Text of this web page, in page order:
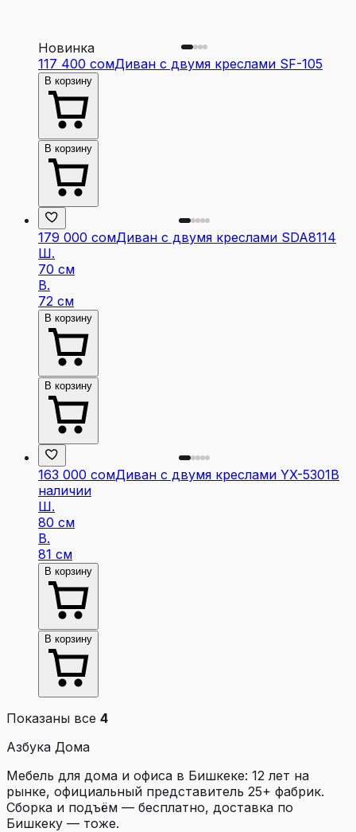
Новинка
117 400 сомДиван с двумя креслами SF-105
В корзину
В корзину
179 000 сомДиван с двумя креслами SDA8114
Ш.
70 см
В.
72 см
В корзину
В корзину
163 000 сомДиван с двумя креслами YX-5301В
наличии
Ш.
80 см
В.
81 см
В корзину
В корзину
Показаны все 4
Азбука Дома
Мебель для дома и офиса в Бишкеке: 12 лет на
рынке, официальный представитель 25+ фабрик.
Сборка и подъём — бесплатно, доставка по
Бишкеку — тоже.